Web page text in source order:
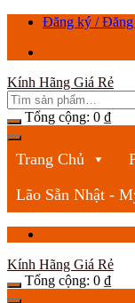
ChuyểnĐăng ký / Đăng
Kính Hãng Giá Rẻ
Tổng cộng: 0 ₫
Trang Chủ
Lão Sẵn Nhật -
Kính Hãng Giá Rẻ
Tổng cộng: 0 ₫